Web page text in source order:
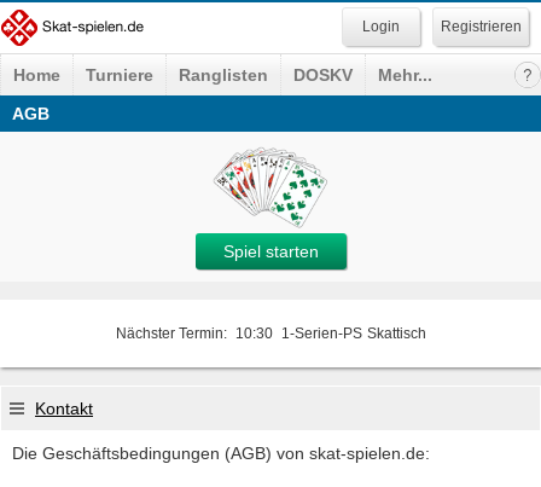
Registrieren
Home Turniere Ranglisten DOSKV
Mehr...
AGB
Spiel starten
Nächster Termin: 10:30 1-Serien-PS Skattisch
Kontakt
Die Geschäftsbedingungen (AGB) von skat-spielen.de: